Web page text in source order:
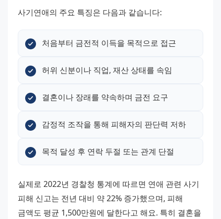
사기연애의 주요 특징은 다음과 같습니다:
처음부터 금전적 이득을 목적으로 접근
허위 신분이나 직업, 재산 상태를 속임
결혼이나 장래를 약속하며 금전 요구
감정적 조작을 통해 피해자의 판단력 저하
목적 달성 후 연락 두절 또는 관계 단절
실제로 2022년 경찰청 통계에 따르면 연애 관련 사기
피해 신고는 전년 대비 약 22% 증가했으며, 피해
금액도 평균 1,500만원에 달한다고 해요. 특히 결혼을